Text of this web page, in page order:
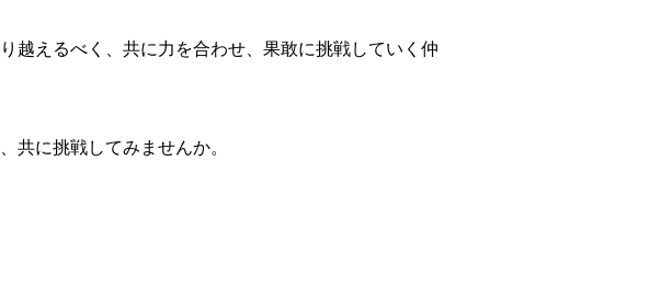
越えるべく、共に力を合わせ、果敢に挑戦していく仲
共に挑戦してみませんか。